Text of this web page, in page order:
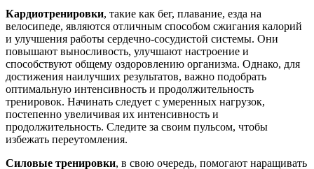
Кардиотренировки, такие как бег, плавание, езда на
велосипеде, являются отличным способом сжигания калорий
и улучшения работы сердечно-сосудистой системы. Они
повышают выносливость, улучшают настроение и
способствуют общему оздоровлению организма. Однако, для
достижения наилучших результатов, важно подобрать
оптимальную интенсивность и продолжительность
тренировок. Начинать следует с умеренных нагрузок,
постепенно увеличивая их интенсивность и
продолжительность. Следите за своим пульсом, чтобы
избежать переутомления.
Силовые тренировки, в свою очередь, помогают наращивать